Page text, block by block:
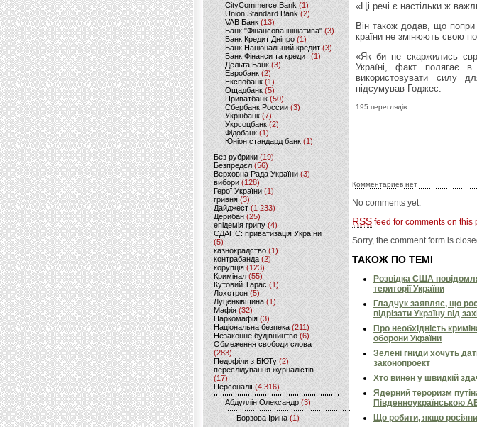
CityCommerce Bank (1)
Union Standard Bank (2)
VAB Банк (13)
Банк "Фінансова ініціатива" (3)
Банк Кредит Дніпро (1)
Банк Національний кредит (3)
Банк Фінанси та кредит (1)
Дельта Банк (3)
Евробанк(2)
Експобанк (1)
Ощадбанк(5)
Приватбанк (50)
Сбербанк России (3)
Укрінбанк(7)
Укрсоцбанк (2)
Фідобанк (1)
Юніон стандард банк(1)
Без рубрики (19)
Безпредєл(56)
Верховна Рада України (3)
вибори(128)
Герої України(1)
гривня (3)
Дайджест (1 233)
Дерибан (25)
епідемія грипу (4)
ЄДАПС: приватизація України
(5)
казнокрадство (1)
контрабанда (2)
корупція (123)
Кримінал (55)
Кутовий Тарас (1)
Лохотрон(5)
Луценківщина (1)
Мафія (32)
Наркомафія (3)
Національна безпека (211)
Незаконне будівництво(6)
Обмеження свободи слова
(283)
Педофіли з БЮТу (2)
переслідування журналістів
(17)
Персоналії (4 316)
Абдуллін Олександр (3)
Борзова Ірина(1)
«Ці речі є настільки ж
Він також додав, що попри
країни не змінюють свою
«Як би не скаржились
Україні, факт полягає
використовувати силу
підсумував Годжес.
195 переглядів
Комментариев нет
No comments yet.
RSS feed for comments on this
Sorry, the comment form is
ТАКОЖ ПО ТЕМІ
Розвідка США
території України
Гладчук заявляє, що
відрізати Україну від
Про необхідність
оборони України
Зелені гниди хочуть
законопроект
Хто винен у швидкій
Ядерний тероризм
Південноукраїнською
Що робити, якщо